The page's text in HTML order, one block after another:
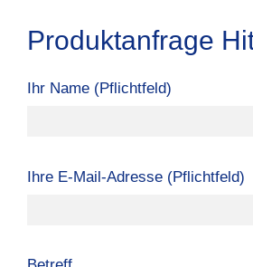
Produktanfrage
Ihr Name (Pflichtfeld)
Ihre E-Mail-Adresse (Pflichtfeld)